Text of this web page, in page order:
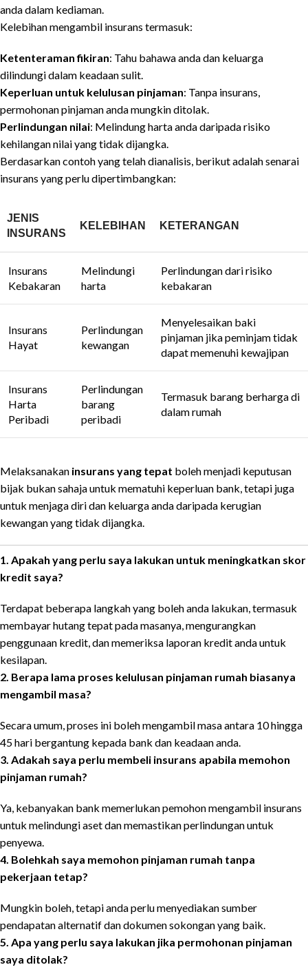
anda dalam kediaman.
Kelebihan mengambil insurans termasuk:
Ketenteraman fikiran: Tahu bahawa anda dan keluarga
dilindungi dalam keadaan sulit.
Keperluan untuk kelulusan pinjaman: Tanpa insurans,
permohonan pinjaman anda mungkin ditolak.
Perlindungan nilai: Melindung harta anda daripada risiko
kehilangan nilai yang tidak dijangka.
Berdasarkan contoh yang telah dianalisis, berikut adalah senarai
insurans yang perlu dipertimbangkan:
JENIS
INSURANS
KELEBIHAN KETERANGAN
Insurans
Kebakaran
Melindungi
harta
Perlindungan dari risiko
kebakaran
Insurans
Hayat
Perlindungan
kewangan
Menyelesaikan baki
pinjaman jika peminjam tidak
dapat memenuhi kewajipan
Insurans
Harta
Peribadi
Perlindungan
barang
peribadi
Termasuk barang berharga di
dalam rumah
Melaksanakan insurans yang tepat boleh menjadi keputusan
bijak bukan sahaja untuk mematuhi keperluan bank, tetapi juga
untuk menjaga diri dan keluarga anda daripada kerugian
kewangan yang tidak dijangka.
1. Apakah yang perlu saya lakukan untuk meningkatkan skor
kredit saya?
Terdapat beberapa langkah yang boleh anda lakukan, termasuk
membayar hutang tepat pada masanya, mengurangkan
penggunaan kredit, dan memeriksa laporan kredit anda untuk
kesilapan.
2. Berapa lama proses kelulusan pinjaman rumah biasanya
mengambil masa?
Secara umum, proses ini boleh mengambil masa antara 10 hingga
45 hari bergantung kepada bank dan keadaan anda.
3. Adakah saya perlu membeli insurans apabila memohon
pinjaman rumah?
Ya, kebanyakan bank memerlukan pemohon mengambil insurans
untuk melindungi aset dan memastikan perlindungan untuk
penyewa.
4. Bolehkah saya memohon pinjaman rumah tanpa
pekerjaan tetap?
Mungkin boleh, tetapi anda perlu menyediakan sumber
pendapatan alternatif dan dokumen sokongan yang baik.
5. Apa yang perlu saya lakukan jika permohonan pinjaman
saya ditolak?